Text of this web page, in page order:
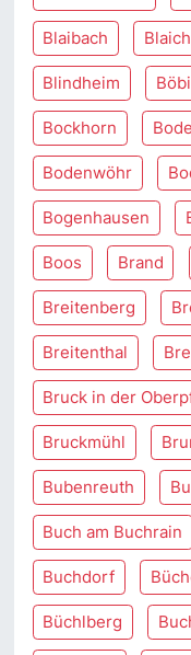
Blaibach
Blindheim
Bockhorn
Bodenwöhr
Bogenhausen
Boos Brand
Breitenberg
Breitenthal
Bruck in der
Bruckmühl
Bubenreuth
Buch am Buchrain
Buchdorf
Büchlberg